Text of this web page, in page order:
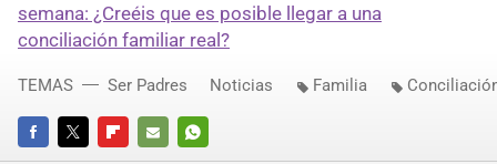
semana: ¿Creéis que es posible llegar a una
conciliación familiar real?
TEMAS Ser Padres Noticias Familia